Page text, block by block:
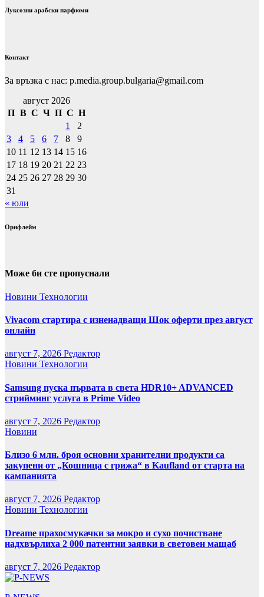
Луксозни арабски парфюми
Контакт
За връзка с нас: p.media.group.bulgaria@gmail.com
август 2026
П В С Ч П С Н
1
2
3
4 5 6 7 8
9
10 11 12 13 14 15 16
17 18 19 20 21 22 23
24 25 26 27 28 29 30
31
« юли
Орифлейм
Може би сте пропуснали
Новини Технологии
Vivacom стартира с изненадващи Шок оферти през август
онлайн
август 7, 2026 Редактор
Новини Технологии
Samsung пуска първата в света HDR10+ ADVANCED
стрийминг услуга в Prime Video
август 7, 2026 Редактор
Новини
Близо 6 млн. броя основни хранителни продукти са
закупени от „Кошница с грижа“ в Kaufland от старта на
кампанията
август 7, 2026 Редактор
Новини Технологии
Dreame прахосмукачки за мокро и сухо почистване
надхвърлиха 2 000 патентни заявки в световен мащаб
август 7, 2026 Редактор